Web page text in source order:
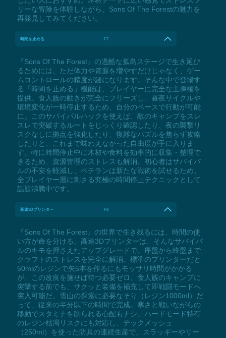
リーな冒険を体験しながら、Sons Of The Forestの魅力を
再発見してみてください。
時間を止める F7
『Sons Of The Forest』の過酷な孤島ステージで生き延び
るためには、ただ体力や資源を増やすだけじゃなく、ゲー
ムコントロールの精度が鍵になります。そんな中で登場す
る「時間を止める」機能は、プレイヤーに完全な主導権を
提供。食人族の動きが完全にフリーズし、昼夜サイクルや
環境変化が一時停止するため、自分のペースで行動が可能
に。このサバイバルハックを使えば、敵のキャンプをスレ
スレで突破するルートをじっくり確認したり、夜の襲撃リ
スクなしに拠点を強化したり、複雑なパズルを焦らず攻略
したりと、これまで味わえなかった自由度が手に入りま
す。特に時間停止中に木材や食料を効率的に収集・整理で
きるため、資源管理のストレスも解消。初心者はサバイバ
ルの不安を軽減し、ベテランは新たな戦術を試せるため、
全プレイヤー層に刺さる究極の時間停止テクニックとして
話題沸騰中です。
高速3Dプリンター F8
『Sons Of The Forest』の世界で生き残るには、時間の使
い方が命を分ける。高速3Dプリンターは、そんなサバイバ
ルのキモを押さえたアップグレードで、序盤から終盤まで
クラフトのストレスを完全に解消。標準のプリンターだと
50mlのレジンで矢5本を作るにもモッサリ時間がかかる
が、この改良を施せば待つ必要ゼロ。食人族のキャンプに
突撃する前でも、サクッと装備を補充して即戦闘モードへ
突入可能だ。雪山の探索に必要なそり（レジン1000ml）だ
って、従来の半分以下の時間で完成。寒さと戦いながらの
移動でスタミナを削られる心配もナシ。ハードモード特有
のレジン枯渇リスクにも対応し、テックメッシュ
（250ml）を使った防具の連続生産で、スラッギーやリー